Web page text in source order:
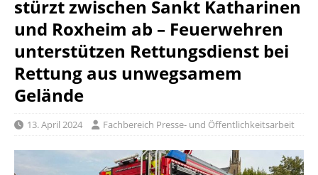
stürzt zwischen Sankt Katharinen
und Roxheim ab – Feuerwehren
unterstützen Rettungsdienst bei
Rettung aus unwegsamem
Gelände
13. April 2024 Fachbereich Presse- und Öffentlichkeitsarbeit